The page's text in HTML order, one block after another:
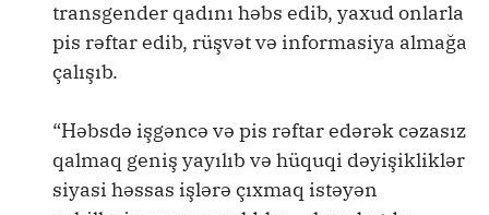
transgender qadını həbs edib, yaxud onlarla
pis rəftar edib, rüşvət və informasiya almağa
çalışıb.
“Həbsdə işgəncə və pis rəftar edərək cəzasız
qalmaq geniş yayılıb və hüquqi dəyişikliklər
siyasi həssas işlərə çıxmaq istəyən